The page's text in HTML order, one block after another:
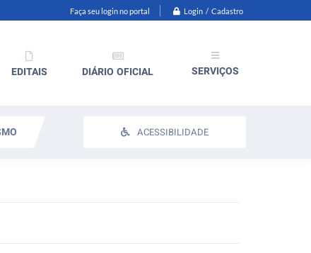
Faça seu login no portal Login / Cadastro
EDITAIS DIÁRIO OFICIAL SERVIÇOS
ACESSIBILIDADE